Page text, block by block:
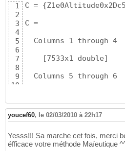
1
2
3
4
5
6
7
8
9
10
C = {
C =
  Columns 1 through 4
[7533x1 double]
  Columns 5 through 6
youcef60, le 02/03/2010 à 22h17
Yesss!!! Sa marche cet fois, merci
éfficace votre méthode Maïeutique